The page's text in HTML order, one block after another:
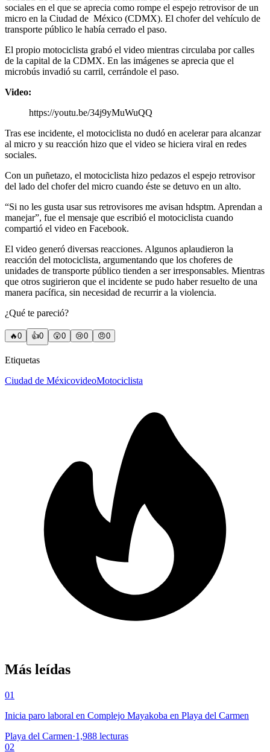
sociales en el que se aprecia como rompe el espejo retrovisor de un
micro en la Ciudad de México (CDMX). El chofer del vehículo de
transporte público le había cerrado el paso.
El propio motociclista grabó el video mientras circulaba por calles
de la capital de la CDMX. En las imágenes se aprecia que el
microbús invadió su carril, cerrándole el paso.
Video:
https://youtu.be/34j9yMuWuQQ
Tras ese incidente, el motociclista no dudó en acelerar para alcanzar
al micro y su reacción hizo que el video se hiciera viral en redes
sociales.
Con un puñetazo, el motociclista hizo pedazos el espejo retrovisor
del lado del chofer del micro cuando éste se detuvo en un alto.
“Si no les gusta usar sus retrovisores me avisan hdsptm. Aprendan a
manejar”, fue el mensaje que escribió el motociclista cuando
compartió el video en Facebook.
El video generó diversas reacciones. Algunos aplaudieron la
reacción del motociclista, argumentando que los choferes de
unidades de transporte público tienden a ser irresponsables. Mientras
que otros sugirieron que el incidente se pudo haber resuelto de una
manera pacífica, sin necesidad de recurrir a la violencia.
¿Qué te pareció?
🔥0 👍0 😲0 😢0 😠0
Etiquetas
Ciudad de MéxicovideoMotociclista
Más leídas
01
Inicia paro laboral en Complejo Mayakoba en Playa del Carmen
Playa del Carmen·1,988 lecturas
02